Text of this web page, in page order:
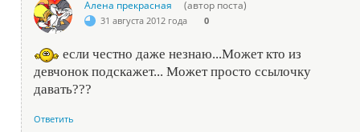
Алена прекрасная (автор поста)
31 августа 2012 года 0
если честно даже незнаю...Может кто из
девчонок подскажет... Может просто ссылочку
давать???
Ответить